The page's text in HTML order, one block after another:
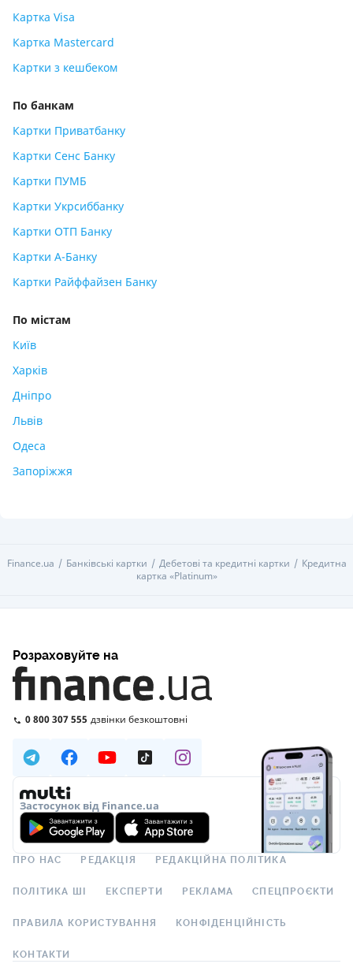
Картка Visa
Картка Mastercard
Картки з кешбеком
По банкам
Картки Приватбанку
Картки Сенс Банку
Картки ПУМБ
Картки Укрсиббанку
Картки ОТП Банку
Картки А-Банку
Картки Райффайзен Банку
По містам
Київ
Харків
Дніпро
Львів
Одеса
Запоріжжя
Finance.ua Банківські картки Дебетові та кредитні картки
Кредитна
картка «Platinum»
Розраховуйте на
0 800 307 555 дзвінки безкоштовні
Застосунок від Finance.ua
ПРО НАС РЕДАКЦІЯ РЕДАКЦІЙНА ПОЛІТИКА
ПОЛІТИКА ШІ ЕКСПЕРТИ РЕКЛАМА СПЕЦПРОЄКТИ
ПРАВИЛА КОРИСТУВАННЯ КОНФІДЕНЦІЙНІСТЬ
КОНТАКТИ